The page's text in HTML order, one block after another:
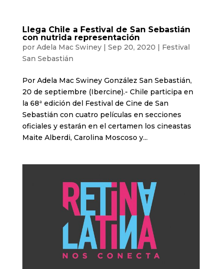
Llega Chile a Festival de San Sebastián
con nutrida representación
por Adela Mac Swiney| Sep 20, 2020 | Festival
San Sebastián
Por Adela Mac Swiney González San Sebastián,
20 de septiembre (Ibercine).- Chile participa en
la 68ª edición del Festival de Cine de San
Sebastián con cuatro películas en secciones
oficiales y estarán en el certamen los cineastas
Maite Alberdi, Carolina Moscoso y...